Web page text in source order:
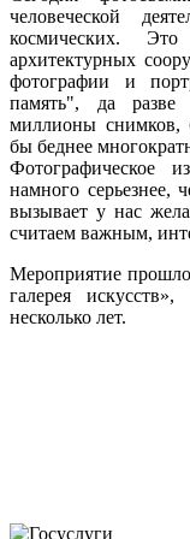
человеческой
космических.
архитектурных
фотографии и
память", да
миллионы снимков,
бы беднее
Фотографическое
намного серьезнее,
вызывает у нас
считаем важным,
Мероприятие
галерея
несколько лет.